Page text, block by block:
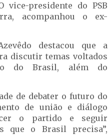
vice-presidente do PSB
acompanhou o ex-
destacou que a
discutir temas voltados
do Brasil, além do
de debater o futuro do
de união e diálogo
o partido e seguir
que o Brasil precisa”,